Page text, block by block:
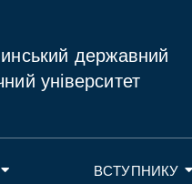
державний
університет
ВСТУПНИКУ